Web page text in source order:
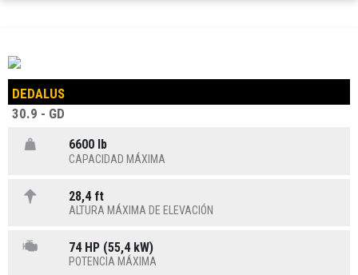
DEDALUS
30.9 - GD
6600 lb
CAPACIDAD MÁXIMA
28,4 ft
ALTURA MÁXIMA DE ELEVACIÓN
74 HP (55,4 kW)
POTENCIA MÁXIMA